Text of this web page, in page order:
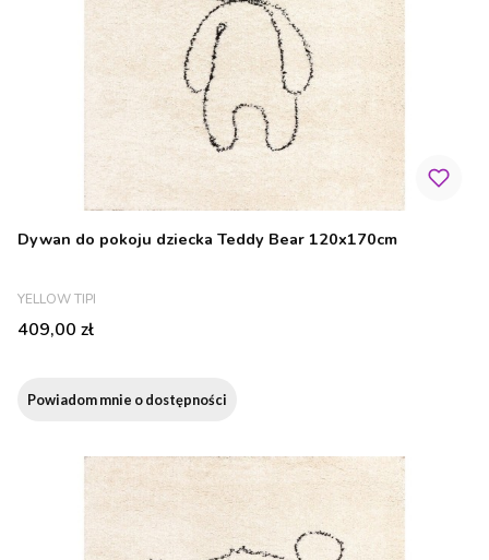
Dywan do pokoju dziecka Teddy Bear 120x170cm
PRODUCENT
YELLOW TIPI
Cena
409,00 zł
Powiadom mnie o dostępności